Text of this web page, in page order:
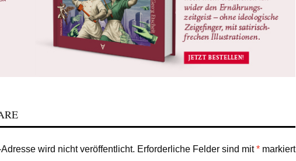
wird nicht veröffentlicht. Erforderliche Felder sind mit* markiert